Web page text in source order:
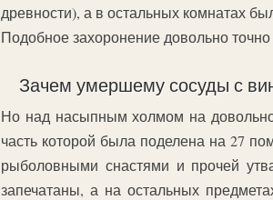
древности), а в остальных комнатах
Подобное захоронение довольно
Зачем умершему сосуды с
Но над насыпным холмом на
часть которой была поделена на 27
рыболовными снастями и прочей
запечатаны, а на остальных